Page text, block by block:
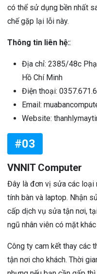
có thể sử dụng bền nhất
chế gặp lại lỗi này.
Thông tin liên hệ::
Địa chỉ: 2385/48c
Hồ Chí Minh
Điện thoại:
Email:
Website:
#03
VNNIT Computer
Đây là đơn vị sửa các loại
tính bàn và laptop. Nhận
cấp dịch vụ sửa tận nơi,
ngũ nhân viên có mặt khác
Công ty cam kết thay các
tận nơi cho khách. Thời